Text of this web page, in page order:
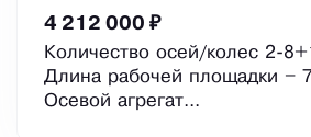
4 212 000 ₽
Количество осей/колес 2-
Длина рабочей площадки –
Осевой агрегат...